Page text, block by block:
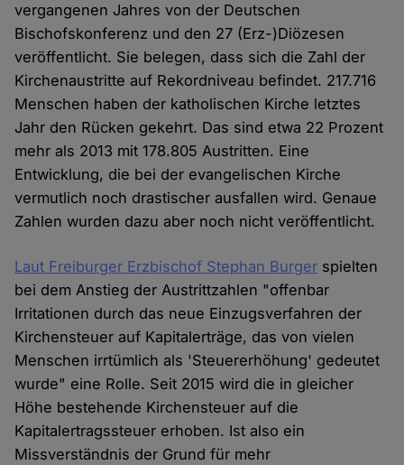
vergangenen Jahres von der Deutschen
Bischofskonferenz und den 27 (Erz-)Diözesen
veröffentlicht. Sie belegen, dass sich die Zahl der
Kirchenaustritte auf Rekordniveau befindet. 217.716
Menschen haben der katholischen Kirche letztes
Jahr den Rücken gekehrt. Das sind etwa 22 Prozent
mehr als 2013 mit 178.805 Austritten. Eine
Entwicklung, die bei der evangelischen Kirche
vermutlich noch drastischer ausfallen wird. Genaue
Zahlen wurden dazu aber noch nicht veröffentlicht.
Laut Freiburger Erzbischof Stephan Burger spielten
bei dem Anstieg der Austrittzahlen "offenbar
Irritationen durch das neue Einzugsverfahren der
Kirchensteuer auf Kapitalerträge, das von vielen
Menschen irrtümlich als 'Steuererhöhung' gedeutet
wurde" eine Rolle. Seit 2015 wird die in gleicher
Höhe bestehende Kirchensteuer auf die
Kapitalertragssteuer erhoben. Ist also ein
Missverständnis der Grund für mehr